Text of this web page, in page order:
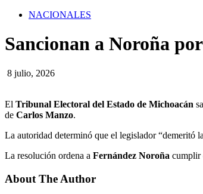
NACIONALES
Sancionan a Noroña
8 julio, 2026
El Tribunal Electoral del Estado de Michoacán
de Carlos Manzo.
La autoridad determinó que el legislador “demeritó
La resolución ordena a Fernández Noroña cumplir
About The Author